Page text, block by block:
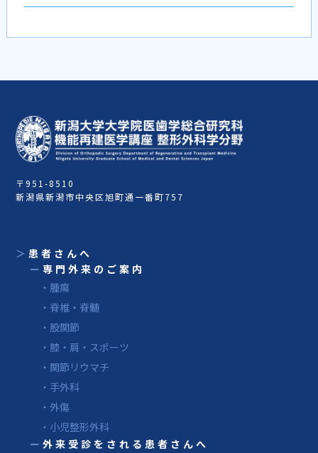
〒951-8510
新潟県新潟市中央区旭町通一番町757
＞患者さんへ
ー専門外来のご案内
・腫瘍
・脊椎・脊髄
・股関節
・膝・肩・スポーツ
・関節リウマチ
・手外科
・外傷
・小児整形外科
ー外来受診をされる患者さんへ